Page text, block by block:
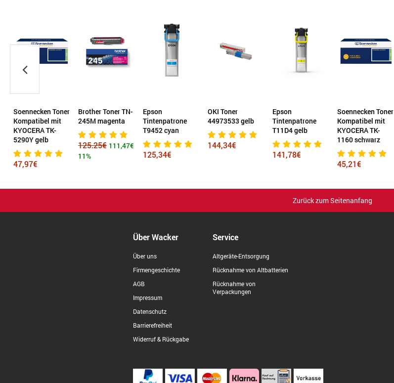
Soennecken Toner
Kompatibel mit
KYOCERA TK-
5290Y gelb
47,97€
Brother Toner TN-
245M magenta
125.25€ 111,47€
11%
Epson
Tintenpatrone
T9452 cyan
125,34€
OKI Toner
44973533 gelb
144,34€
Epson
Tintenpatrone
T11D4 gelb
141,78€
Soennecken Toner
Kompatibel mit
KYOCERA TK-
1160 schwarz
45,21€
Zurück zum Seitenanfang
Über Wacker
Über uns
Firmengeschichte
AGB
Impressum
Datenschutz
Barrierefreiheit
Widerruf & Rückgabe
Service
Altgeräte-Entsorgung
Rücknahme von Altbatterien
Rücknahme von
Verpackungen